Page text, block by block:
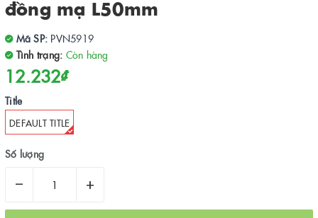
đồng mạ L50mm
Mã SP: PVN5919
Tình trạng: Còn hàng
12.232₫
Title
DEFAULT TITLE
Số lượng
– +